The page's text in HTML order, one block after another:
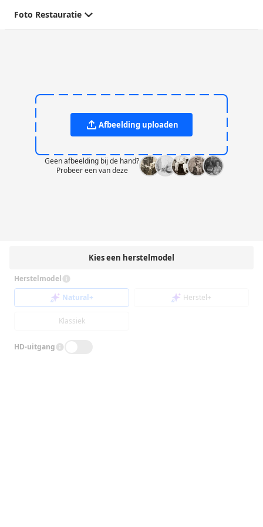
Foto Restauratie
Kies een herstelmodel
Herstelmodel
Natural+
Herstel+
Klassiek
HD-uitgang
Afbeelding uploaden
Geen afbeelding bij de hand?
Probeer een van deze